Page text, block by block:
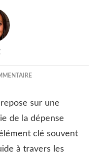
SUR
CALORIES
POUR
DU
POIDS
sur une
de la dépense
clé souvent
à travers les